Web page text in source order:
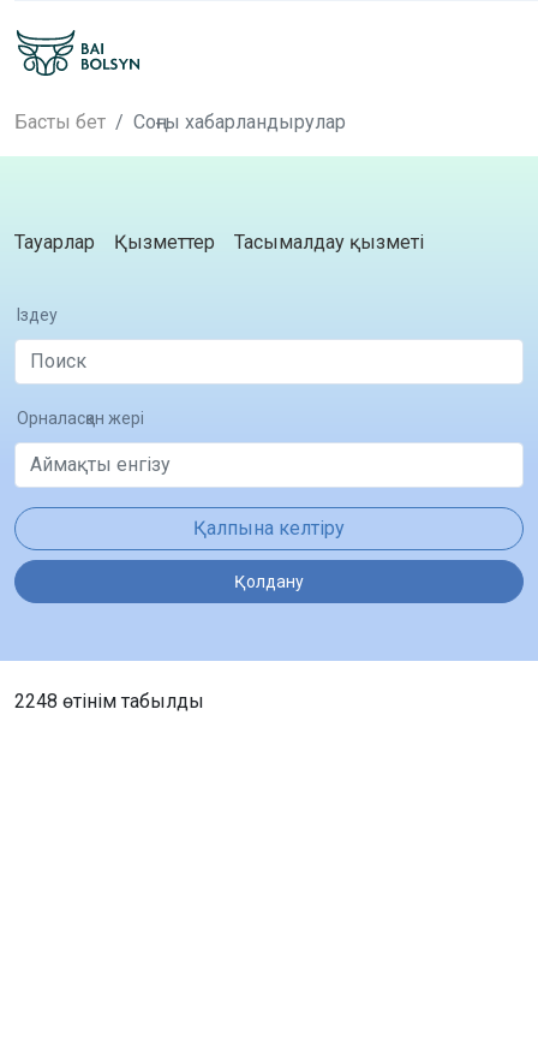
Басты бет Соңғы хабарландырулар
Тауарлар Қызметтер Тасымалдау қызметі
Іздеу
Орналасқан жері
Қалпына келтіру
Қолдану
2248 өтінім табылды